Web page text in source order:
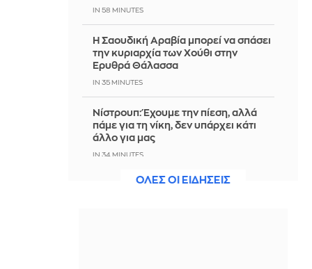
IN 58 MINUTES
Η Σαουδική Αραβία μπορεί να σπάσει
την κυριαρχία των Χούθι στην
Ερυθρά Θάλασσα
IN 35 MINUTES
Νίστρουπ: Έχουμε την πίεση, αλλά
πάμε για τη νίκη, δεν υπάρχει κάτι
άλλο για μας
IN 34 MINUTES
Άννα Πρέλεβιτς: Το τρυφερό
ΟΛΕΣ ΟΙ ΕΙΔΗΣΕΙΣ